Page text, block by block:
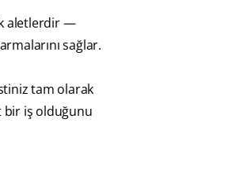
aletlerdir —
sağlar.
tam olarak
bir iş olduğunu